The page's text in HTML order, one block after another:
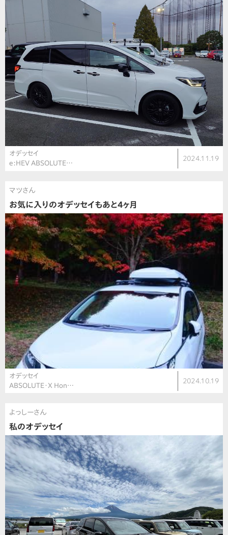
オデッセイ
e:HEV ABSOLUTE…
2024.11.19
マツさん
お気に入りのオデッセイもあと4ヶ月
オデッセイ
ABSOLUTE・X Hon…
2024.10.19
よっしーさん
私のオデッセイ